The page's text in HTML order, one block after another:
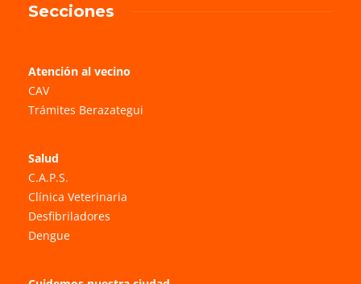
Secciones
Atención al vecino
CAV
Trámites Berazategui
Salud
C.A.P.S.
Clínica Veterinaria
Desfibriladores
Dengue